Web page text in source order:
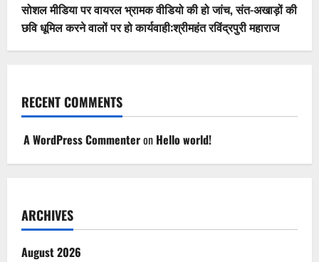
सोशल मीडिया पर वायरल भ्रामक वीडियो की हो जांच, संत-अखाड़ों की
छवि धूमिल करने वालों पर हो कार्यवाही:श्रीमहंत रविंद्रपुरी महाराज
RECENT COMMENTS
A WordPress Commenteron Hello world!
ARCHIVES
August 2026